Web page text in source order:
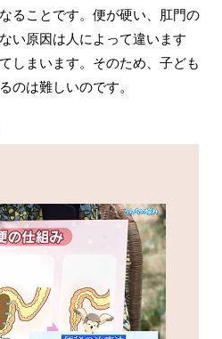
ることです。便が硬い、肛門の
い原因は人によって違います
しまいます。そのため、子ども
のは難しいのです。